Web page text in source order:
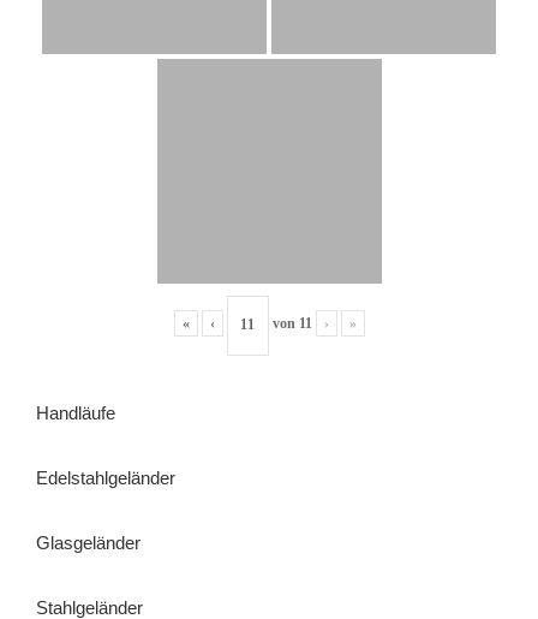
« ‹ von 11 › »
Handläufe
Edelstahlgeländer
Glasgeländer
Stahlgeländer